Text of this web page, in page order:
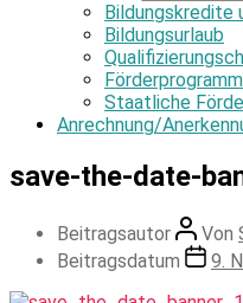
Bildungskredite
Bildungsurlaub
Staatliche
Anrechnung/
save-the-date-
Beitragsautor Von
Beitragsdatum
9.